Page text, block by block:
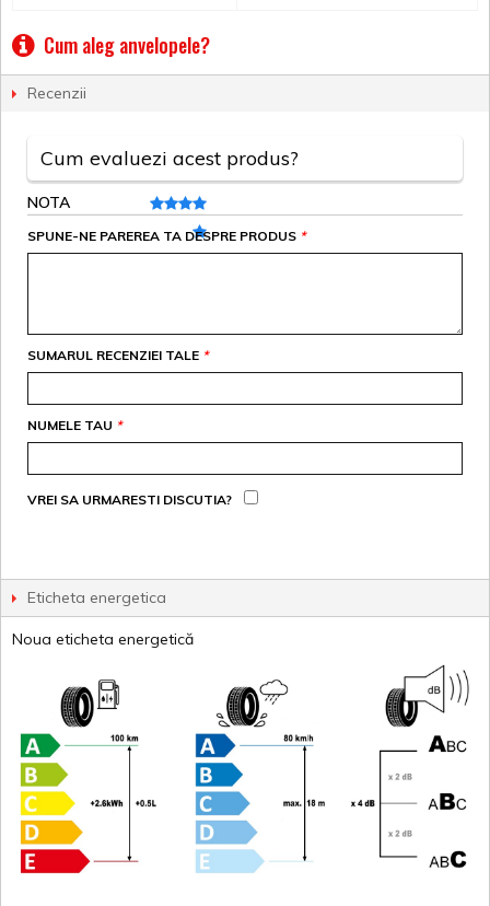
Cum aleg anvelopele?
Recenzii
Cum evaluezi acest produs?
NOTA
*
SPUNE-NE PAREREA TA DESPRE PRODUS
*
SUMARUL RECENZIEI TALE
*
NUMELE TAU
VREI SA URMARESTI DISCUTIA?
Eticheta energetica
Noua eticheta energetică